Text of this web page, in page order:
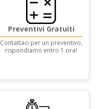
Preventivi Gratuiti
Contattaci per un preventivo,
rispondiamo entro 1 ora!